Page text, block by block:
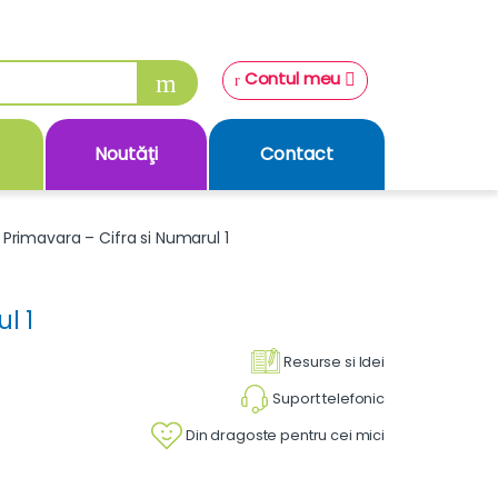
Contul meu
Noutăţi Contact
Primavara – Cifra si Numarul 1
1
Resurse si Idei
Suport telefonic
Din dragoste pentru cei mici